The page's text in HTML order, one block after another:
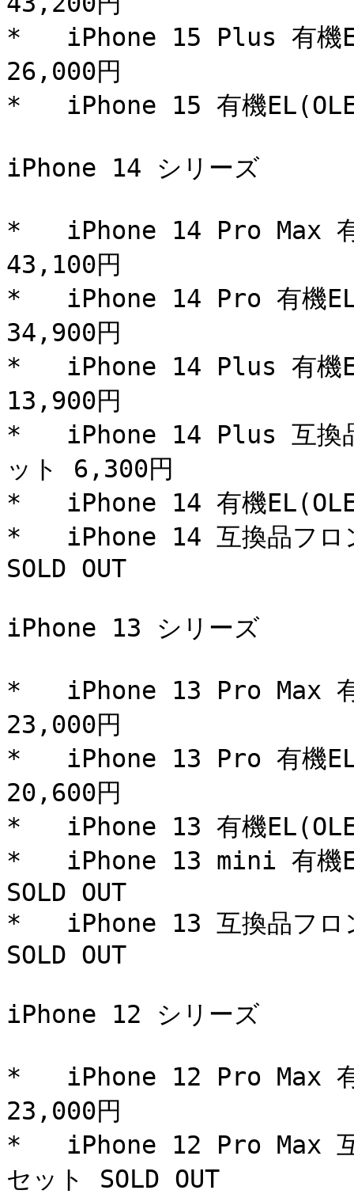
*   iPhone 15 Plus 有機
26,000円
*   iPhone 15 有機
iPhone 14 シリーズ
*   iPhone 14 Pro Max 有
43,100円
*   iPhone 14 Pro 有機
34,900円
*   iPhone 14 Plus 有機
13,900円
*   iPhone 14 Plus 互換品
ット 6,300円
*   iPhone 14 有機
*   iPhone 14 互換品フロン
SOLD OUT
iPhone 13 シリーズ
*   iPhone 13 Pro Max 有
23,000円
*   iPhone 13 Pro 有機
20,600円
*   iPhone 13 有機
*   iPhone 13 mini 有機
SOLD OUT
*   iPhone 13 互換品フロン
SOLD OUT
iPhone 12 シリーズ
*   iPhone 12 Pro Max 有
23,000円
*   iPhone 12 Pro Max 互
セット SOLD OUT